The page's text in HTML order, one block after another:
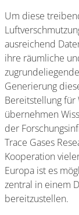
Um diese
ausreichend
ihre räumliche
Generierung
Bereitstellung für
übernehmen
der
Trace Gases
Kooperation
Europa ist es
zentral in einem
bereitzustellen.